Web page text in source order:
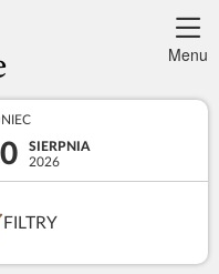
Menu
SIERPNIA
2026
FILTRY